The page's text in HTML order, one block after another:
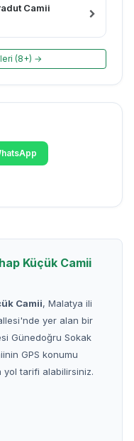
Camii
(8+) →
Küçük Camii
Camii, Malatya ili
yer alan bir
Günedoğru Sokak
GPS konumu
yol tarifi alabilirsiniz.